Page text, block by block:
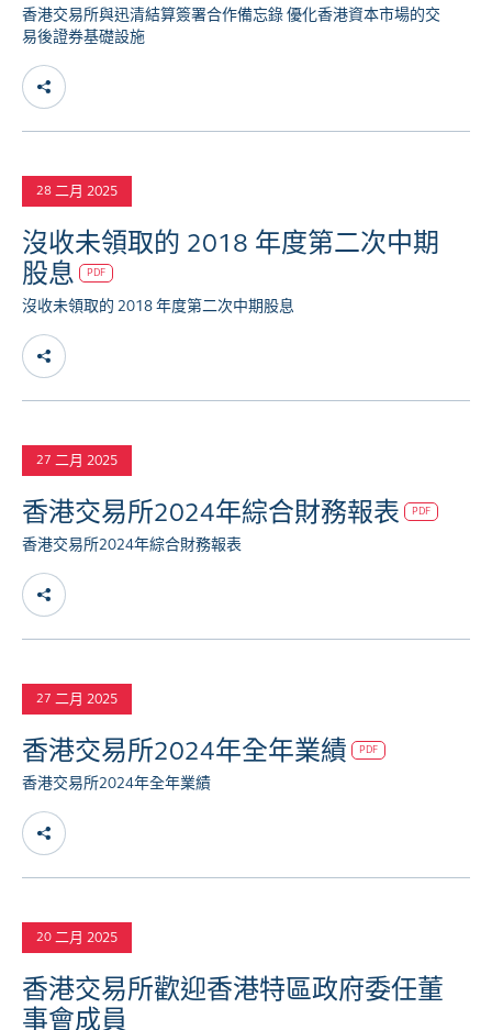
香港交易所與迅清結算簽署合作備忘錄 優化香港資本市場的交
易後證券基礎設施
28 二月 2025
沒收未領取的 2018 年度第二次中期
股息
PDF
沒收未領取的 2018 年度第二次中期股息
27 二月 2025
香港交易所2024年綜合財務報表 PDF
香港交易所2024年綜合財務報表
27 二月 2025
香港交易所2024年全年業績 PDF
香港交易所2024年全年業績
20 二月 2025
香港交易所歡迎香港特區政府委任董
事會成員